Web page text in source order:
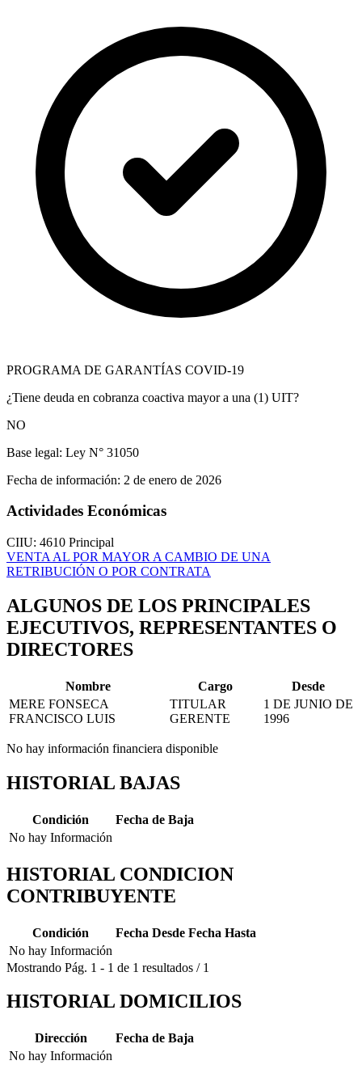
PROGRAMA DE GARANTÍAS COVID-19
¿Tiene deuda en cobranza coactiva mayor a una (1) UIT?
NO
Base legal: Ley N° 31050
Fecha de información: 2 de enero de 2026
Actividades Económicas
CIIU: 4610 Principal
VENTA AL POR MAYOR A CAMBIO DE UNA
RETRIBUCIÓN O POR CONTRATA
ALGUNOS DE LOS PRINCIPALES
EJECUTIVOS, REPRESENTANTES O
DIRECTORES
Nombre Cargo
Desde
MERE FONSECA
FRANCISCO LUIS
TITULAR
GERENTE
1 DE JUNIO DE
1996
No hay información financiera disponible
HISTORIAL BAJAS
Condición
Fecha de Baja
No hay Información
HISTORIAL CONDICION
CONTRIBUYENTE
Condición Fecha Desde Fecha Hasta
No hay Información
Mostrando Pág. 1 - 1 de 1 resultados / 1
HISTORIAL DOMICILIOS
Dirección
Fecha de Baja
No hay Información